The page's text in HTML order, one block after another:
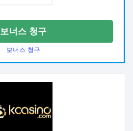
보너스 청구
보너스 청구